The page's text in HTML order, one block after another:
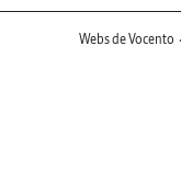
Webs de Vocento